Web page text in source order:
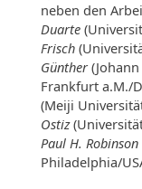
neben den
Duarte
Frisch
Günther
Frankfurt a.M./
(Meiji
Ostiz
Paul H. Robinson
Philadelphia/